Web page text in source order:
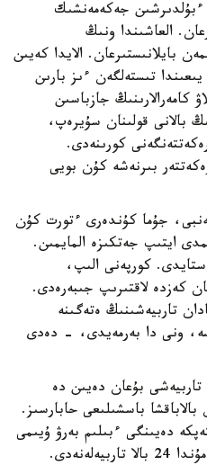
ءبۇلدىرشىن جەكەمەنشىك
العاشىندا ونىڭ
بايلانىستىرعان. الايدا كەيىن
تىستەلگەن ءىز بارىن
كامەرالارىنىڭ جازباسىن
بالانى قولىنان سۇيرەپ،
كورىنەدى.
بىرنەشە كۇن بويى
جۇما كۇندەرى ءتورت كۇن
ايتىپ جەتكىزە المايمىن.
كورپەنى الىپ،
كەزدە لاقتىرىپ جىبەرەدى.
تاربيەشىنىڭ ەتەگىنە
ونى دا بەرمەيدى، - دەدى
تاربيەشى بۇعان دەيىن دە
باسشىلىعى حابارسىز.
دەيىنگى ءبىلىم بەرۋ ۇيىمى